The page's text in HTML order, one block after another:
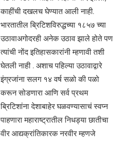
काहींची दखलच घेण्‍यात आली नाही.
भारतातील ब्रिटिशविरुद्धच्या १८५७ च्या
उठावाअगोदरही अनेक उठाव झाले होते पण
त्यांची नोंद इतिहासकारांनी म्हणावी तशी
घेतली नाही . अशाच पहिल्या उठावाद्वारे
इंग्रजांना सलग १४ वर्ष सळो की पळो
करून सोडणारा आणि सर्व प्रथम
ब्रिटिशांना देशाबाहेर घळवण्यासाचं स्वप्न
पाहणारा महाराष्ट्रातील निधड्या छातीचा
वीर आद्यक्रांतिकारक नरवीर म्हणजे